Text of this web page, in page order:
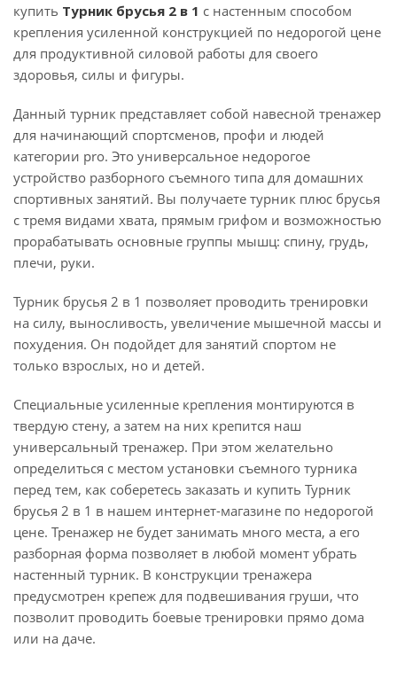
купить Турник брусья 2 в 1 с настенным способом
крепления усиленной конструкцией по недорогой цене
для продуктивной силовой работы для своего
здоровья, силы и фигуры.
Данный турник представляет собой навесной тренажер
для начинающий спортсменов, профи и людей
категории pro. Это универсальное недорогое
устройство разборного съемного типа для домашних
спортивных занятий. Вы получаете турник плюс брусья
с тремя видами хвата, прямым грифом и возможностью
прорабатывать основные группы мышц: спину, грудь,
плечи, руки.
Турник брусья 2 в 1 позволяет проводить тренировки
на силу, выносливость, увеличение мышечной массы и
похудения. Он подойдет для занятий спортом не
только взрослых, но и детей.
Специальные усиленные крепления монтируются в
твердую стену, а затем на них крепится наш
универсальный тренажер. При этом желательно
определиться с местом установки съемного турника
перед тем, как соберетесь заказать и купить Турник
брусья 2 в 1 в нашем интернет-магазине по недорогой
цене. Тренажер не будет занимать много места, а его
разборная форма позволяет в любой момент убрать
настенный турник. В конструкции тренажера
предусмотрен крепеж для подвешивания груши, что
позволит проводить боевые тренировки прямо дома
или на даче.